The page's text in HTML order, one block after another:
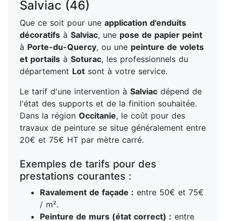
Salviac (46)
Que ce soit pour une application d'enduits
décoratifs à Salviac, une pose de papier peint
à Porte-du-Quercy, ou une peinture de volets
et portails à Soturac, les professionnels du
département Lot sont à votre service.
Le tarif d'une intervention à Salviac dépend de
l'état des supports et de la finition souhaitée.
Dans la région Occitanie, le coût pour des
travaux de peinture se situe généralement entre
20€ et 75€ HT par mètre carré.
Exemples de tarifs pour des
prestations courantes :
Ravalement de façade : entre 50€ et 75€
/ m².
Peinture de murs (état correct) : entre